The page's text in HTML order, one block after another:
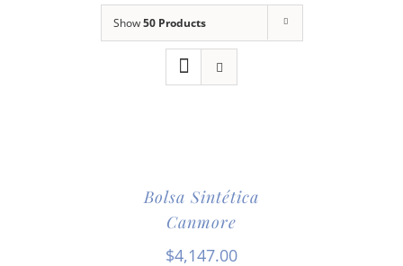
Show50 Products
Bolsa Sintética
Canmore
$4,147.00